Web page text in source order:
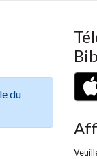
du